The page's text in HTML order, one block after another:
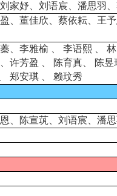
家妤、刘语宸、潘思羽
、董佳欣、蔡依耘、王
、李雅榆 李语熙
、许芳盈 陈育真、 陈昱
郑安琪 赖玟秀
、陈宣茿、刘语宸、潘